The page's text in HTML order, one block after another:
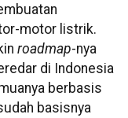
motor listrik.
roadmap-nya
di Indonesia
berbasis
basisnya